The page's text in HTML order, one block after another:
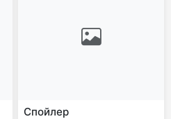
Спойлер